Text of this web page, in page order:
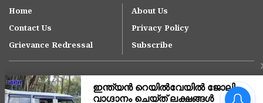
Home
About Us
Contact Us
Privacy Policy
Grievance Redressal
Subscribe